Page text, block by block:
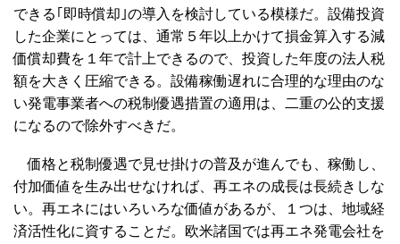
できる｢即時償却｣の導入を検討している模様だ。設備投資
した企業にとっては、通常５年以上かけて損金算入する減
価償却費を１年で計上できるので、投資した年度の法人税
額を大きく圧縮できる。設備稼働遅れに合理的な理由のな
い発電事業者への税制優遇措置の適用は、二重の公的支援
になるので除外すべきだ。
価格と税制優遇で見せ掛けの普及が進んでも、稼働し、
付加価値を生み出せなければ、再エネの成長は長続きしな
い。再エネにはいろいろな価値があるが、１つは、地域経
済活性化に資することだ。欧米諸国では再エネ発電会社を